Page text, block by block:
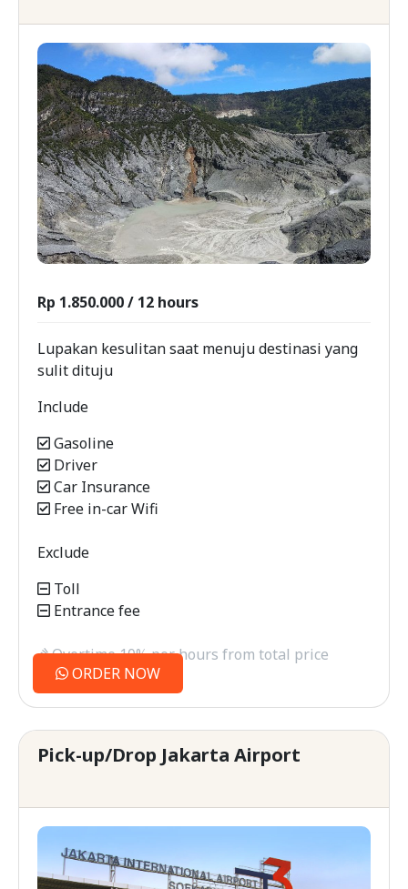
Rp 1.850.000 / 12 hours
Lupakan kesulitan saat menuju destinasi yang
sulit dituju
Include
Gasoline
Driver
Car Insurance
Free in-car Wifi
Exclude
Toll
Entrance fee
Overtime 10% per hours from total price
ORDER NOW
Pick-up/Drop Jakarta Airport